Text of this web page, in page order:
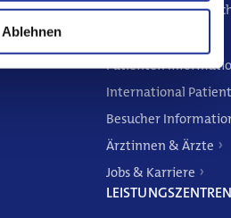
Ablehnen
Patienten
International
Besucher
Ärztinnen & Ärzte
Jobs & Karriere
LEISTUNGSZENTREN